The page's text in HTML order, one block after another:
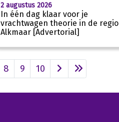
2 augustus 2026
In één dag klaar voor je
vrachtwagen theorie in de regio
Alkmaar [Advertorial]
8 9 10